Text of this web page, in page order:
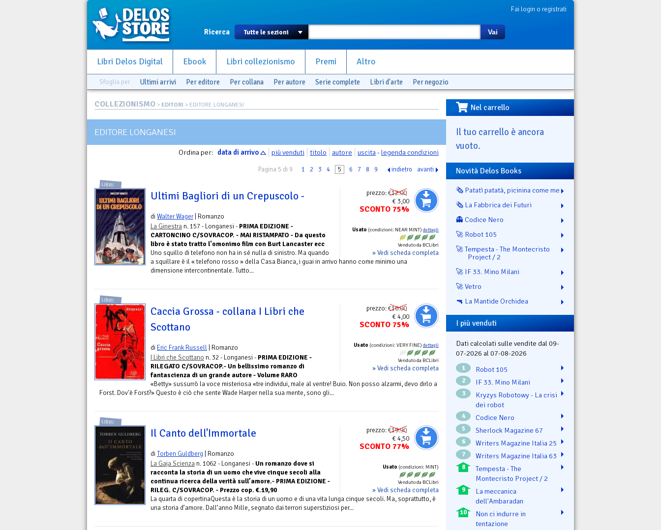
Fai login o registrati
Ricerca Vai
Libri Delos Digital Ebook Libri collezionismo Premi Altro
Sfoglia per Ultimi arrivi Per editore Per collana Per autore Serie complete Libri d'arte Per negozio
COLLEZIONISMO > EDITORI > EDITORE LONGANESI
EDITORE LONGANESI
Ordina per: data di arrivo più venduti titolo autore uscita-legenda condizioni
Pagina 5 di 9 1 2 3 4 5 6 7 8 9 indietro avanti
prezzo:€12.00
€ 3,00
SCONTO 75%
Usato (condizioni: NEAR MINT) dettagli
Venduto da BCLibri
» Vedi scheda completa
LIBRI
Ultimi Bagliori di un Crepuscolo -
diWalter Wager| Romanzo
La Ginestra n. 157 - Longanesi - PRIMA EDIZIONE -
CARTONCINO C/SOVRACOP. - MAI RISTAMPATO - Da questo
libro è stato tratto l'omonimo film con Burt Lancaster ecc
Uno squillo di telefono non ha in sé nulla di sinistro. Ma quando
a squillare è il « telefono rosso » della Casa Bianca, i guai in arrivo hanno come minimo una
dimensione intercontinentale. Tutto...
prezzo:€16.00
€ 4,00
SCONTO 75%
Usato (condizioni: VERY FINE) dettagli
Venduto da BCLibri
» Vedi scheda completa
LIBRI
Caccia Grossa - collana I Libri che
Scottano
di Eric Frank Russell | Romanzo
I Libri che Scottano n. 32 - Longanesi - PRIMA EDIZIONE -
RILEGATO C/SOVRACOP.- Un bellissimo romanzo di
fantascienza di un grande autore - Volume RARO
«Betty» sussurrò la voce misteriosa «tre individui, male al ventre! Buio. Non posso alzarmi, devo dirlo a
Forst. Dov'è Forst?» Questo è ciò che sente Wade Harper nella sua mente, sono gli...
prezzo:€19.90
€ 4,50
SCONTO 77%
Usato (condizioni: MINT)
Venduto da BCLibri
» Vedi scheda completa
LIBRI
Il Canto dell'Immortale
diTorben Guldberg | Romanzo
La Gaja Scienza n. 1062 - Longanesi - Un romanzo dove si
racconta la storia di un uomo che vive cinque secoli alla
continua ricerca della verità sull’amore.- PRIMA EDIZIONE -
RILEG. C/SOVRACOP. - Prezzo cop. €.19,90
La quarta di copertinaQuesta è la storia di un uomo e di una vita lunga cinque secoli. Ma, soprattutto, è
una storia d’amore. Dall’anno Mille, segnato dai terrori superstiziosi per...
Nel carrello
Il tuo carrello è ancora
vuoto.
Novità Delos Books
🗞️ Patatì patatà, picinina come me
🗞️ La Fabbrica dei Futuri
👻 Codice Nero
🚀 Robot 105
🚀 Tempesta - The Montecristo
Project / 2
🚀 IF 33. Mino Milani
🚀 Vetro
🔫 La Mantide Orchidea
I più venduti
Dati calcolati sulle vendite dal 09-
07-2026 al 07-08-2026
1 Robot 105
2 IF 33. Mino Milani
3
Kryzys Robotowy - La crisi
dei robot
4 Codice Nero
5 Sherlock Magazine 67
6 Writers Magazine Italia 25
7 Writers Magazine Italia 63
8
Tempesta - The
Montecristo Project / 2
9
La meccanica
dell'Ambaradan
10
Non ci indurre in
tentazione